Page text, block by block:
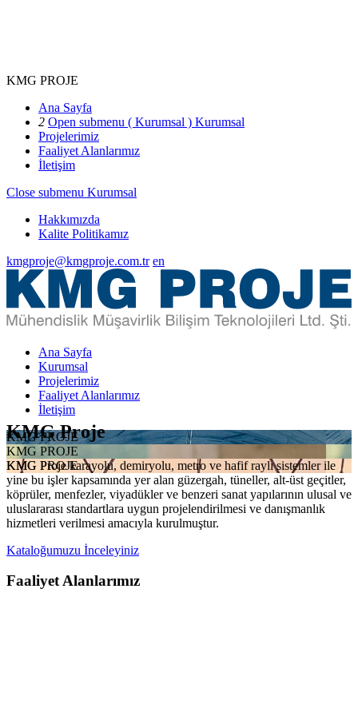
KMG PROJE
Ana Sayfa
2 Open submenu ( Kurumsal ) Kurumsal
Projelerimiz
Faaliyet Alanlarımız
İletişim
Close submenu Kurumsal
Hakkımızda
Kalite Politikamız
kmgproje@kmgproje.com.tr en
Ana Sayfa
Kurumsal
Projelerimiz
Faaliyet Alanlarımız
İletişim
KMG PROJE
KMG PROJE
KMG PROJE
KMG Proje
KMG Proje karayolu, demiryolu, metro ve hafif raylı sistemler ile
yine bu işler kapsamında yer alan güzergah, tüneller, alt-üst geçitler,
köprüler, menfezler, viyadükler ve benzeri sanat yapılarının ulusal ve
uluslararası standartlara uygun projelendirilmesi ve danışmanlık
hizmetleri verilmesi amacıyla kurulmuştur.
Kataloğumuzu İnceleyiniz
Faaliyet Alanlarımız